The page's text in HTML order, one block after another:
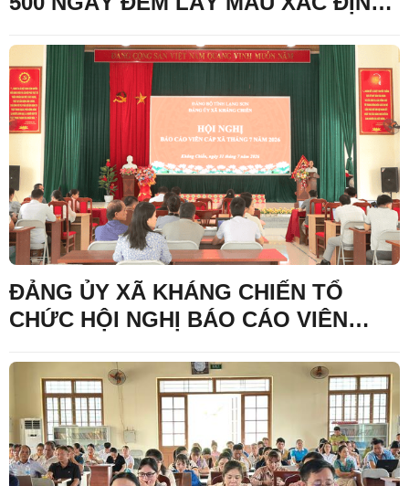
ĐẢNG ỦY XÃ KHÁNG CHIẾN TỔ
CHỨC HỘI NGHỊ BÁO CÁO VIÊN